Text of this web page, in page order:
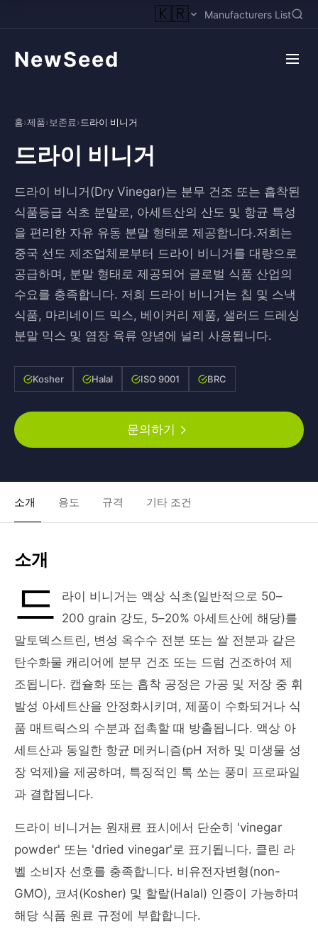
🇰🇷 Manufacturers List
NewSeed
홈›제품›보존료›드라이 비니거
드라이 비니거
드라이 비니거(Dry Vinegar)는 분무 건조 또는 흡착된
식품등급 식초 분말로, 아세트산의 산도 및 항균 특성
을 편리한 자유 유동 분말 형태로 제공합니다.저희는
중국 선도 제조업체로부터 드라이 비니거를 대량으로
공급하며, 분말 형태로 제공되어 글로벌 식품 산업의
수요를 충족합니다. 저희 드라이 비니거는 칩 및 스낵
식품, 마리네이드 믹스, 베이커리 제품, 샐러드 드레싱
분말 믹스 및 염장 육류 양념에 널리 사용됩니다.
Kosher Halal ISO 9001 BRC
문의하기
소개 용도 규격 기타 조건
소개
드 라이 비니거는 액상 식초(일반적으로 50–
200 grain 강도, 5–20% 아세트산에 해당)를
말토덱스트린, 변성 옥수수 전분 또는 쌀 전분과 같은
탄수화물 캐리어에 분무 건조 또는 드럼 건조하여 제
조됩니다. 캡슐화 또는 흡착 공정은 가공 및 저장 중 휘
발성 아세트산을 안정화시키며, 제품이 수화되거나 식
품 매트릭스의 수분과 접촉할 때 방출됩니다. 액상 아
세트산과 동일한 항균 메커니즘(pH 저하 및 미생물 성
장 억제)을 제공하며, 특징적인 톡 쏘는 풍미 프로파일
과 결합됩니다.
드라이 비니거는 원재료 표시에서 단순히 'vinegar
powder' 또는 'dried vinegar'로 표기됩니다. 클린 라
벨 소비자 선호를 충족합니다. 비유전자변형(non-
GMO), 코셔(Kosher) 및 할랄(Halal) 인증이 가능하며
해당 식품 원료 규정에 부합합니다.